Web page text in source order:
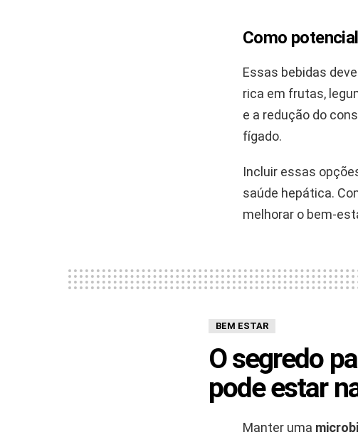
Como
Essas bebidas
rica em frutas,
e a redução do
fígado.
Incluir essas
saúde hepática.
melhorar o bem-
BEM ESTAR
O segredo
pode estar
Manter uma